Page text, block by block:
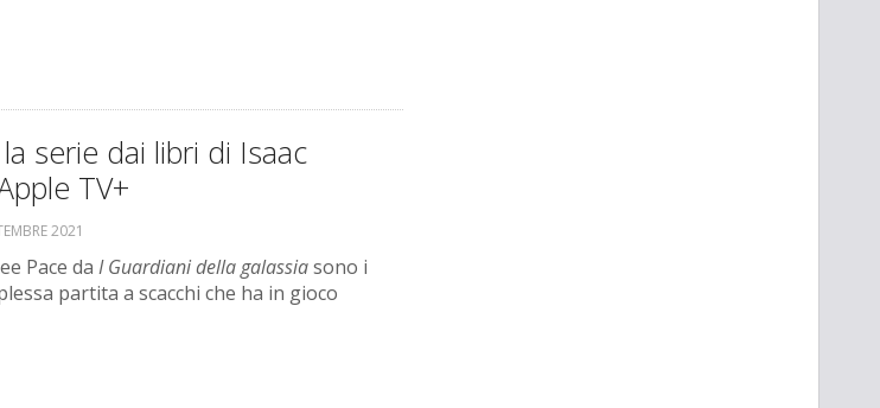
serie dai libri di Isaac
TV+
2021
Pace da I Guardiani della galassiasono i
partita a scacchi che ha in gioco